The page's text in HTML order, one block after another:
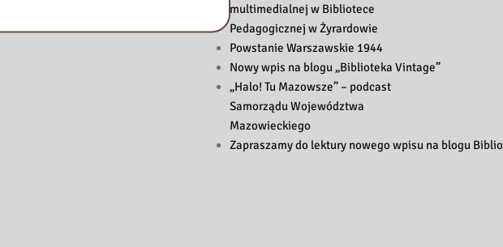
multimedialnej w Bibliotece
Pedagogicznej w Żyrardowie
Powstanie Warszawskie 1944
Nowy wpis na blogu „Biblioteka Vintage”
„Halo! Tu Mazowsze” – podcast
Samorządu Województwa
Mazowieckiego
Zapraszamy do lektury nowego wpisu na blogu